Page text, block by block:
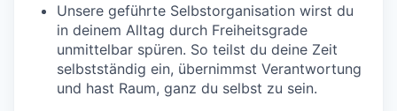
Unsere geführte Selbstorganisation wirst du
in deinem Alltag durch Freiheitsgrade
unmittelbar spüren. So teilst du deine Zeit
selbstständig ein, übernimmst Verantwortung
und hast Raum, ganz du selbst zu sein.